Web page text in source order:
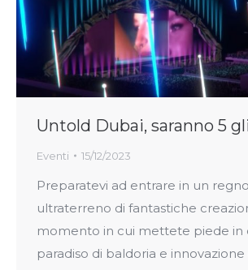
Untold Dubai, saranno 5
Eventi 15/12/2023
Preparatevi ad entrare in un regno
ultraterreno di fantastiche
momento in cui mettete piede in
paradiso di baldoria e innovazione